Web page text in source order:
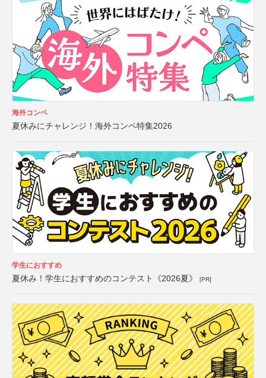
海外コンペ
夏休みにチャレンジ！海外コンペ特集2026
学生におすすめ
夏休み！学生におすすめのコンテスト《2026夏》 [PR]